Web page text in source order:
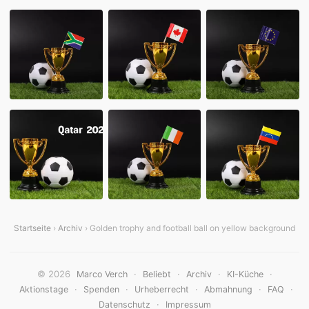
Startseite › Archiv › Golden trophy and football ball on yellow background
© 2026 Marco Verch · Beliebt · Archiv · KI-Küche ·
Aktionstage · Spenden · Urheberrecht · Abmahnung · FAQ ·
Datenschutz · Impressum